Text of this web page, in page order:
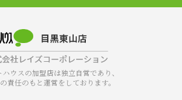
ハウスの加盟店は独立自営であり、
責任のもと運営をしております。